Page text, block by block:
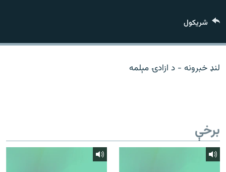
د ازادې اروپا/ ازادي راډيو ټولې پاڼې
شريکول
لنډ خبرونه - د ازادۍ مېلمه
برخې